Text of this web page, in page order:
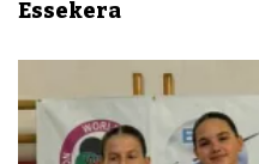
Essekera